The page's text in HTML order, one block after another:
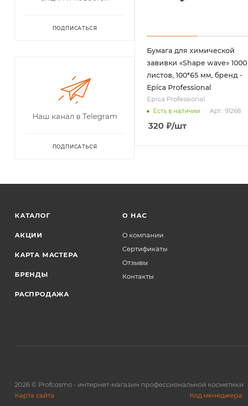
Бумага для химической
завивки «Shape wave» 1000
листов, 100*65 мм, бренд -
Epica Professional
Epica Professional
Есть в наличии Арт.: 91268
320 ₽/шт
ПОДПИСАТЬСЯ
Наш канал в Telegram
ПОДПИСАТЬСЯ
КАТАЛОГ
АКЦИИ
КАРТА МАСТЕРА
БРЕНДЫ
РАСПРОДАЖА
О НАС
О компании
Сертификаты
Отзывы
Контакты
2026© Profcosmo - интернет-магазин профессиональной косметики
Карта сайта
Код менеджера: